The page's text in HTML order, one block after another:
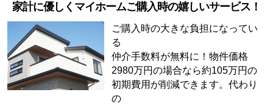
家計に優しくマイホームご購入時の嬉しいサービス！
ご購入時の大きな負担になってい
る
仲介手数料が無料に！物件価格
2980万円の場合なら約105万円の
初期費用が削減できます。代わり
の